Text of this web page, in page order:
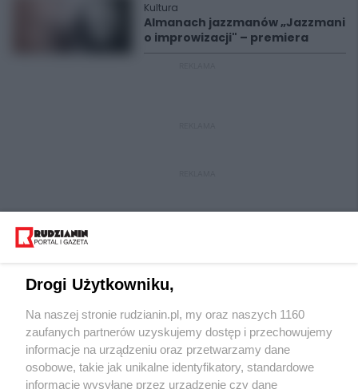
Kultura
Almanach jazzmanów „Jazzmani
o improwizacji" – premiera
Wydawca mediów lokalnych
Drogi Użytkowniku,
Na naszej stronie rudzianin.pl, my oraz naszych 1160
zaufanych partnerów uzyskujemy dostęp i przechowujemy
informacje na urządzeniu oraz przetwarzamy dane
osobowe, takie jak unikalne identyfikatory, standardowe
informacje wysyłane przez urządzenie czy dane